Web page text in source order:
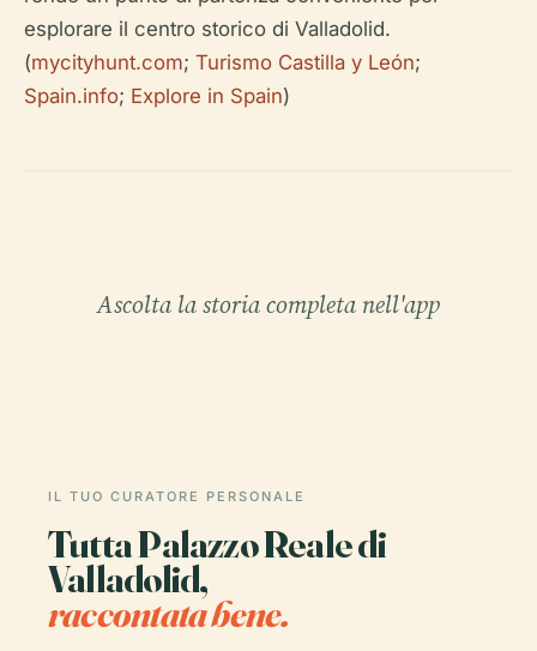
esplorare il centro storico di Valladolid.
(mycityhunt.com; Turismo Castilla y León;
Spain.info; Explore in Spain)
Ascolta la storia completa nell'app
IL TUO CURATORE PERSONALE
Tutta Palazzo Reale di
Valladolid,
raccontata bene.